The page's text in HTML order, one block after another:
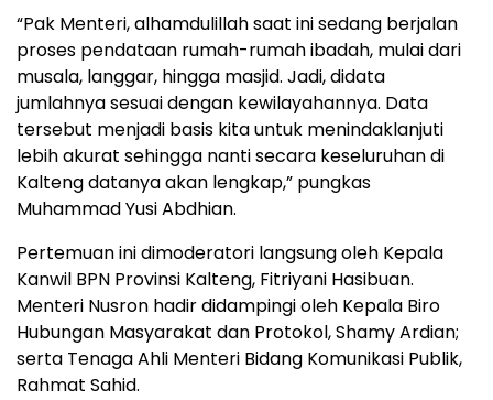
“Pak Menteri, alhamdulillah saat ini sedang berjalan
proses pendataan rumah-rumah ibadah, mulai dari
musala, langgar, hingga masjid. Jadi, didata
jumlahnya sesuai dengan kewilayahannya. Data
tersebut menjadi basis kita untuk menindaklanjuti
lebih akurat sehingga nanti secara keseluruhan di
Kalteng datanya akan lengkap,” pungkas
Muhammad Yusi Abdhian.
Pertemuan ini dimoderatori langsung oleh Kepala
Kanwil BPN Provinsi Kalteng, Fitriyani Hasibuan.
Menteri Nusron hadir didampingi oleh Kepala Biro
Hubungan Masyarakat dan Protokol, Shamy Ardian;
serta Tenaga Ahli Menteri Bidang Komunikasi Publik,
Rahmat Sahid.